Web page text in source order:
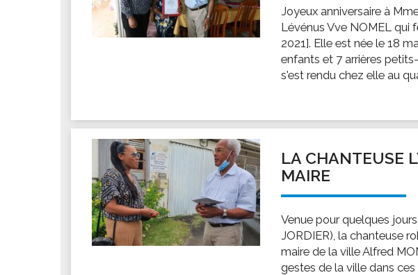
Joyeux anniversaire à
Lévénus Vve NOMEL qui
2021]. Elle est née le 18
enfants et 7 arrières
s'est rendu chez elle au
LA CHANTEUSE
MAIRE
Venue pour quelques
JORDIER), la chanteuse
maire de la ville Alfred
gestes de la ville dans